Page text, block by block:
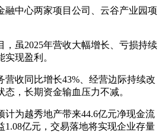
融中心两家项目公司、云谷产业园项
，虽2025年营收大幅增长、亏损持续
现盈利。
营收同比增长43%、经营边际持续改
，长期资金输血压力不减。
计为越秀地产带来44.6亿元净现金流
1.08亿元，交易落地将实现企业存量